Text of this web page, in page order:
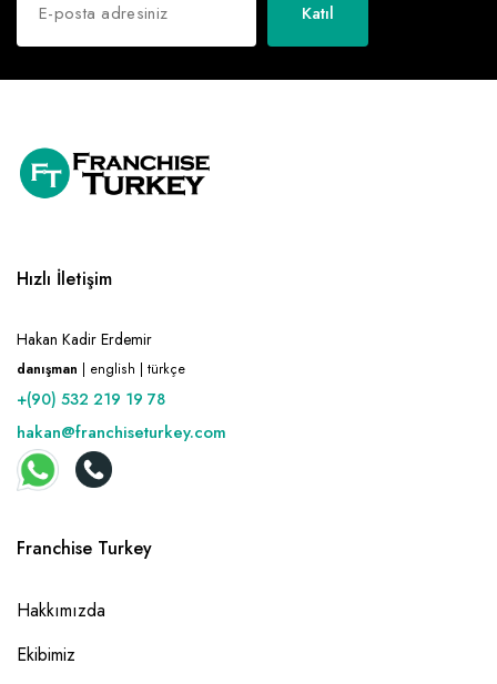
Katıl
Hızlı İletişim
Hakan Kadir Erdemir
danışman | english | türkçe
+(90) 532 219 19 78
hakan@franchiseturkey.com
Franchise Turkey
Hakkımızda
Ekibimiz